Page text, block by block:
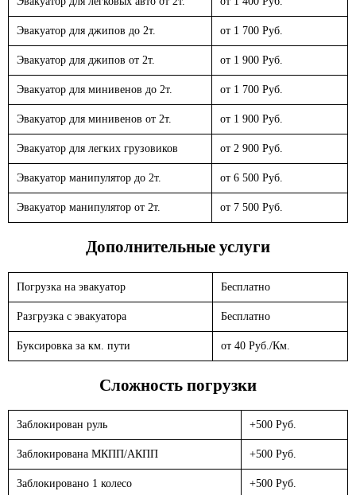
Эвакуатор для джипов до 2т. от 1 700 Руб.
Эвакуатор для джипов от 2т. от 1 900 Руб.
Эвакуатор для минивенов до 2т. от 1 700 Руб.
Эвакуатор для минивенов от 2т. от 1 900 Руб.
Эвакуатор для легких грузовиков от 2 900 Руб.
Эвакуатор манипулятор до 2т. от 6 500 Руб.
Эвакуатор манипулятор от 2т. от 7 500 Руб.
Дополнительные услуги
Погрузка на эвакуатор Бесплатно
Разгрузка с эвакуатора Бесплатно
Буксировка за км. пути от 40 Руб./Км.
Сложность погрузки
Заблокирован руль +500 Руб.
Заблокирована МКПП/АКПП +500 Руб.
Заблокировано 1 колесо +500 Руб.